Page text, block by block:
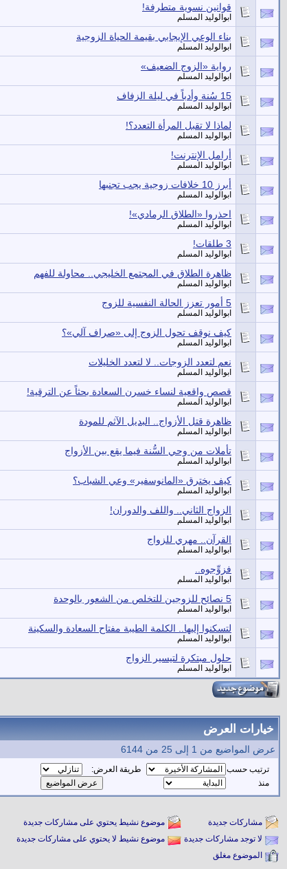
قوانين نسوية متطرفة!
ابوالوليد المسلم
بناء الوعي الإيجابي بقيمة الحياة الزوجية
ابوالوليد المسلم
رواية «الزوج الضعيف»
ابوالوليد المسلم
15 سُنة وأدباً في ليلة الزفاف
ابوالوليد المسلم
لماذا لا تقبل المرأة التعدد؟!
ابوالوليد المسلم
أرامل الإنترنت!
ابوالوليد المسلم
أبرز 10 خلافات زوجية يجب تجنبها
ابوالوليد المسلم
احذروا «الطلاق الرمادي»!
ابوالوليد المسلم
3 طلقات!
ابوالوليد المسلم
ظاهرة الطلاق في المجتمع الخليجي.. محاولة للفهم
ابوالوليد المسلم
5 أمور تعزز الحالة النفسية للزوج
ابوالوليد المسلم
كيف نوقف تحول الزوج إلى «صراف آلي»؟
ابوالوليد المسلم
نعم لتعدد الزوجات.. لا لتعدد الخليلات
ابوالوليد المسلم
قصص واقعية لنساء خسرن السعادة بحثاً عن الترقية!
ابوالوليد المسلم
ظاهرة قتل الأزواج.. البديل الآثم للمودة
ابوالوليد المسلم
تأملات من وحي السُّنة فيما يقع بين الأزواج
ابوالوليد المسلم
كيف يخترق «المانوسفير» وعي الشباب؟
ابوالوليد المسلم
الزواج الثاني.. واللف والدوران!
ابوالوليد المسلم
القرآن.. مهري للزواج
ابوالوليد المسلم
فزوِّجوه..
ابوالوليد المسلم
5 نصائح للزوجين للتخلص من الشعور بالوحدة
ابوالوليد المسلم
لتسكنوا إليها.. الكلمة الطيبة مفتاح السعادة والسكينة
ابوالوليد المسلم
حلول مبتكرة لتيسير الزواج
ابوالوليد المسلم
خيارات العرض
عرض المواضيع من 1 إلى 25 من 6144
ترتيب حسب
طريقة العرض:
منذ
مشاركات جديدة
موضوع نشيط يحتوي على مشاركات جديدة
لا توجد مشاركات جديدة
موضوع نشيط لا يحتوي على مشاركات جديدة
الموضوع مغلق